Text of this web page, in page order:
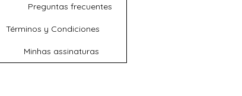
Preguntas frecuentes
Términos y Condiciones
Minhas assinaturas